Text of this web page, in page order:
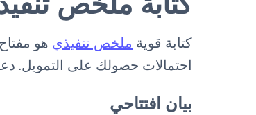
كتابة قوية ملخص تنفيذي هو
احتمالات حصولك على التمويل.
بيان افتتاحي